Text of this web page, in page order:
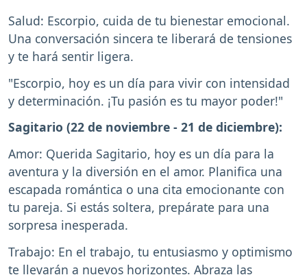
Salud: Escorpio, cuida de tu bienestar emocional.
Una conversación sincera te liberará de tensiones
y te hará sentir ligera.
"Escorpio, hoy es un día para vivir con intensidad
y determinación. ¡Tu pasión es tu mayor poder!"
Sagitario (22 de noviembre - 21 de diciembre):
Amor: Querida Sagitario, hoy es un día para la
aventura y la diversión en el amor. Planifica una
escapada romántica o una cita emocionante con
tu pareja. Si estás soltera, prepárate para una
sorpresa inesperada.
Trabajo: En el trabajo, tu entusiasmo y optimismo
te llevarán a nuevos horizontes. Abraza las